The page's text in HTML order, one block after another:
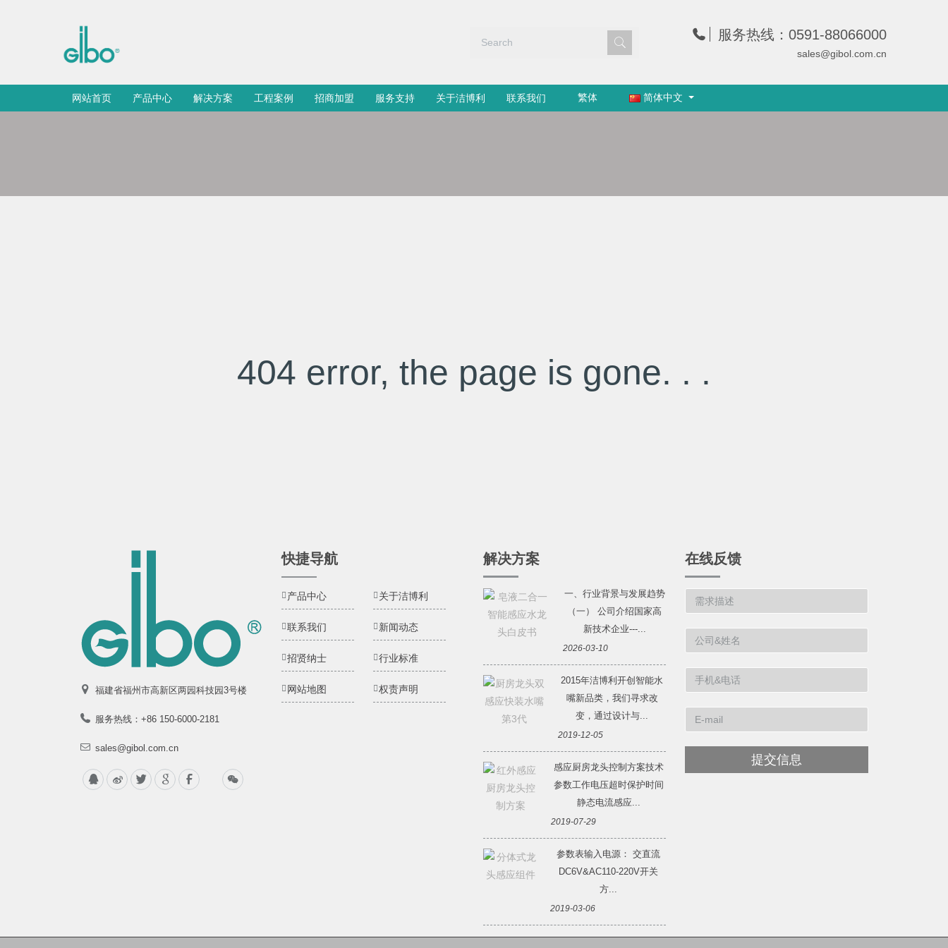
服务热线：0591-88066000
sales@gibol.com.cn
网站首页 产品中心 解决方案 工程案例 招商加盟 服务支持 关于洁博利 联系我们 繁体 简体中文
404 error, the page is gone. . .
福建省福州市高新区两园科技园3号楼
服务热线：+86 150-6000-2181
sales@gibol.com.cn
快捷导航
产品中心 关于洁博利
联系我们 新闻动态
招贤纳士 行业标准
网站地图 权责声明
解决方案
一、行业背景与发展趋势
（一） 公司介绍国家高
新技术企业---...
2026-03-10
2015年洁博利开创智能水
嘴新品类，我们寻求改
变，通过设计与...
2019-12-05
感应厨房龙头控制方案技术
参数工作电压超时保护时间
静态电流感应...
2019-07-29
参数表输入电源： 交直流
DC6V&AC110-220V开关
方...
2019-03-06
在线反馈
提交信息